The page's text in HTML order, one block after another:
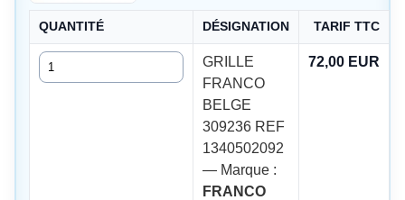
QUANTITÉ DÉSIGNATION TARIF TTC
Quantité
GRILLE
FRANCO
BELGE
309236 REF
1340502092
— Marque :
FRANCO
72,00 EUR